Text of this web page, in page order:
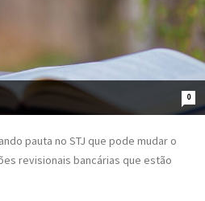
0
pauta no STJ que pode mudar o
revisionais bancárias que estão